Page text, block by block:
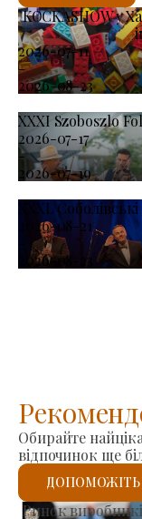
KOCKASHOW у
2026-07-11
-
2026-08-23
XXXI Szoboszlo
2026-07-17
-
2026-07-19
XXXI.
2026-08-21
-
2026-08-23
Обирайте
відпочинок ще
ДОПОМОЖІТЬ
Римо-